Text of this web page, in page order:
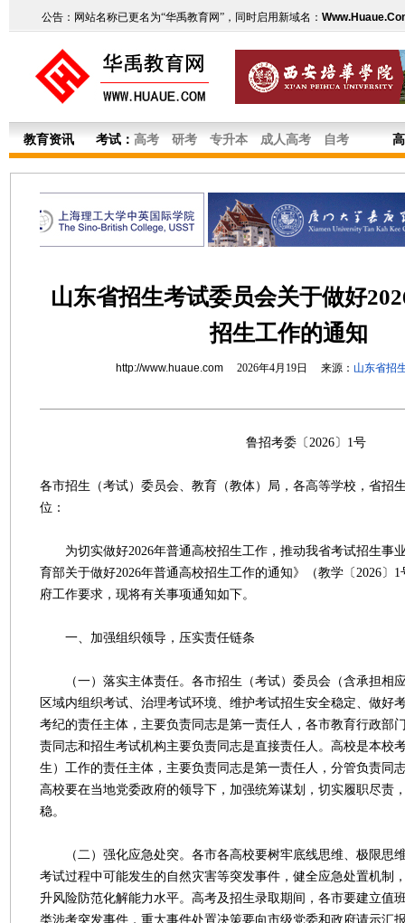
公告：网站名称已更名为“华禹教育网”，同时启用新域名：
教育资讯 考试： 高考 研考 专升本 成人高考 自考
山东省招生考试委员会关于做好
招生工作的通知
http://www.huaue.com2026年4月19日 来源： 山东省招
鲁招考委〔2026〕1号
各市招生（考试）委员会、教育（教体）局，各高等学校，省招
位：
为切实做好2026年普通高校招生工作，推动我省考试招生事
育部关于做好2026年普通高校招生工作的通知》（教学〔2026〕
府工作要求，现将有关事项通知如下。
一、加强组织领导，压实责任链条
（一）落实主体责任。各市招生（考试）委员会（含承担相
区域内组织考试、治理考试环境、维护考试招生安全稳定、做好
考纪的责任主体，主要负责同志是第一责任人，各市教育行政部
责同志和招生考试机构主要负责同志是直接责任人。高校是本校
生）工作的责任主体，主要负责同志是第一责任人，分管负责同
高校要在当地党委政府的领导下，加强统筹谋划，切实履职尽责
稳。
（二）强化应急处突。各市各高校要树牢底线思维、极限思
考试过程中可能发生的自然灾害等突发事件，健全应急处置机制
升风险防范化解能力水平。高考及招生录取期间，各市要建立值
类涉考突发事件，重大事件处置决策要向市级党委和政府请示汇